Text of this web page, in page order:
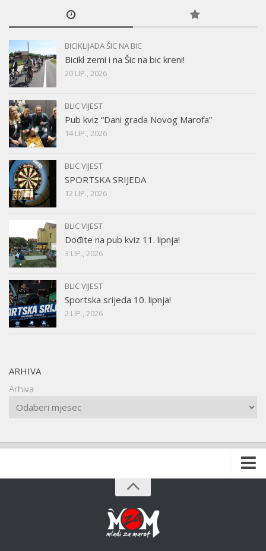
BICIKLIJADA ŠIC NA BIC
Bicikl zemi i na Šic na bic kreni!
20 LIP., 2026
BLIC VIJEST
Pub kviz “Dani grada Novog Marofa”
14 LIP., 2026
BLIC VIJEST
SPORTSKA SRIJEDA
12 LIP., 2026
BLIC VIJEST
Dođite na pub kviz 11. lipnja!
3 LIP., 2026
BLIC VIJEST
Sportska srijeda 10. lipnja!
2 LIP., 2026
ARHIVA
Arhiva